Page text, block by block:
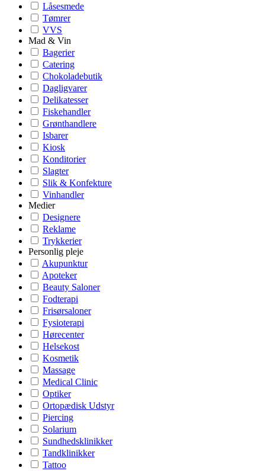
Låsesmede
Tømrer
VVS
Mad & Vin
Bagerier
Catering
Chokoladebutik
Dagligvarer
Delikatesser
Fiskehandler
Grønthandlere
Isbarer
Kiosk
Konditorier
Slagter
Slik & Konfekture
Vinhandler
Medier
Designere
Reklame
Trykkerier
Personlig pleje
Akupunktur
Apoteker
Beauty Saloner
Fodterapi
Frisørsaloner
Fysioterapi
Hørecenter
Helsekost
Kosmetik
Massage
Medical Clinic
Optiker
Ortopædisk Udstyr
Piercing
Solarium
Sundhedsklinikker
Tandklinikker
Tattoo